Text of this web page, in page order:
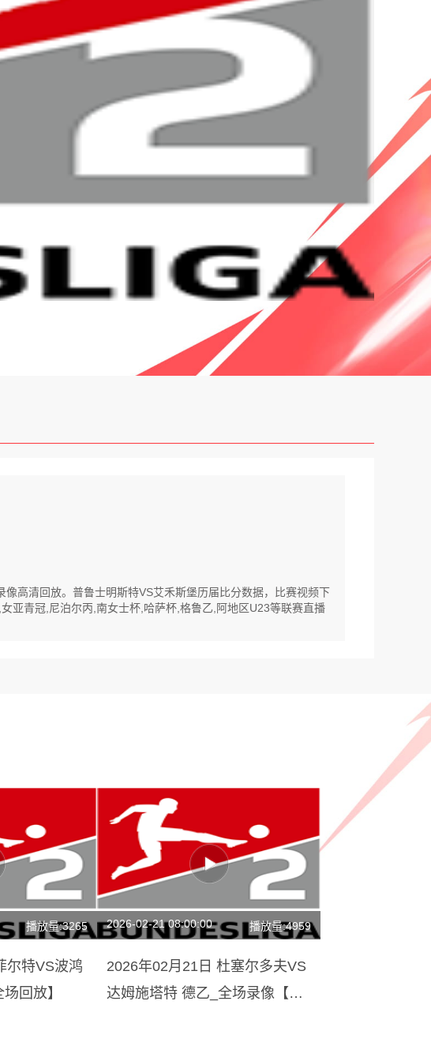
高清回放。普鲁士明斯特VS艾禾斯堡历届比分数据，比赛视频下
亚青冠,尼泊尔丙,南女士杯,哈萨杯,格鲁乙,阿地区U23等联赛直播
播放量:3265
尔特VS波鸿
回放】
2026-02-21 08:00:00 播放量:4959
2026年02月21日 杜塞尔多夫VS
达姆施塔特 德乙_全场录像【视